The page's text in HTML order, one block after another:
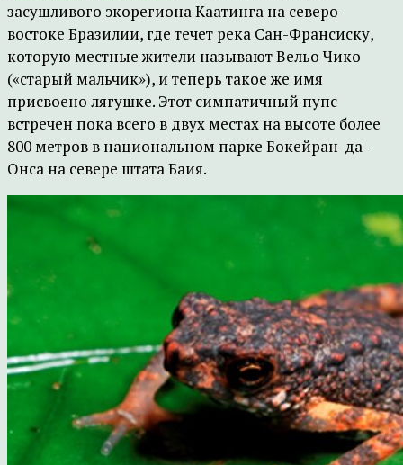
засушливого экорегиона Каатинга на северо-
востоке Бразилии, где течет река Сан-Франсиску,
которую местные жители называют Вельо Чико
(«старый мальчик»), и теперь такое же имя
присвоено лягушке. Этот симпатичный пупс
встречен пока всего в двух местах на высоте более
800 метров в национальном парке Бокейран-да-
Онса на севере штата Баия.